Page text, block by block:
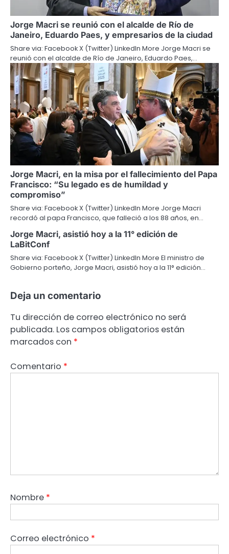
Jorge Macri se reunió con el alcalde de Río de
Janeiro, Eduardo Paes, y empresarios de la ciudad
Share via: Facebook X (Twitter) LinkedIn More Jorge Macri se
reunió con el alcalde de Río de Janeiro, Eduardo Paes,…
Jorge Macri, en la misa por el fallecimiento del Papa
Francisco: “Su legado es de humildad y
compromiso”
Share via: Facebook X (Twitter) LinkedIn More Jorge Macri
recordó al papa Francisco, que falleció a los 88 años, en…
Jorge Macri, asistió hoy a la 11° edición de
LaBitConf
Share via: Facebook X (Twitter) LinkedIn More El ministro de
Gobierno porteño, Jorge Macri, asistió hoy a la 11° edición…
Deja un comentario
Tu dirección de correo electrónico no será
publicada. Los campos obligatorios están
marcados con *
Comentario *
Nombre *
Correo electrónico *